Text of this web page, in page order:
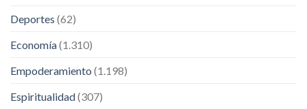
Deportes (62)
Economía(1.310)
Empoderamiento (1.198)
Espiritualidad(307)